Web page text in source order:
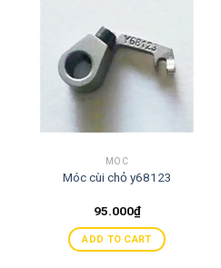
MÓC
Móc cùi chỏ y68123
95.000₫
ADD TO CART